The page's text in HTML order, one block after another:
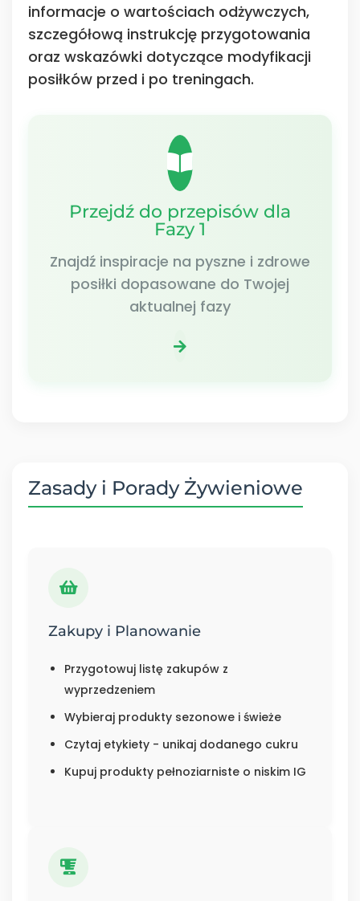
informacje o wartościach odżywczych,
szczegółową instrukcję przygotowania
oraz wskazówki dotyczące modyfikacji
posiłków przed i po treningach.
Przejdź do przepisów dla
Fazy 1
Znajdź inspiracje na pyszne i zdrowe
posiłki dopasowane do Twojej
aktualnej fazy
Zasady i Porady Żywieniowe
Zakupy i Planowanie
Przygotowuj listę zakupów z
wyprzedzeniem
Wybieraj produkty sezonowe i świeże
Czytaj etykiety - unikaj dodanego cukru
Kupuj produkty pełnoziarniste o niskim IG